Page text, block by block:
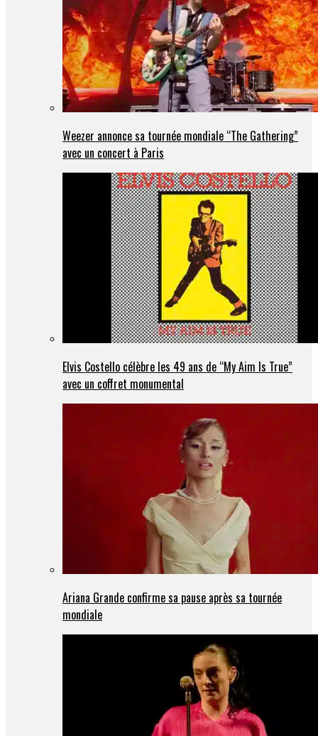
Weezer annonce sa tournée mondiale “The Gathering”
avec un concert à Paris
Elvis Costello célèbre les 49 ans de “My Aim Is True”
avec un coffret monumental
Ariana Grande confirme sa pause après sa tournée
mondiale